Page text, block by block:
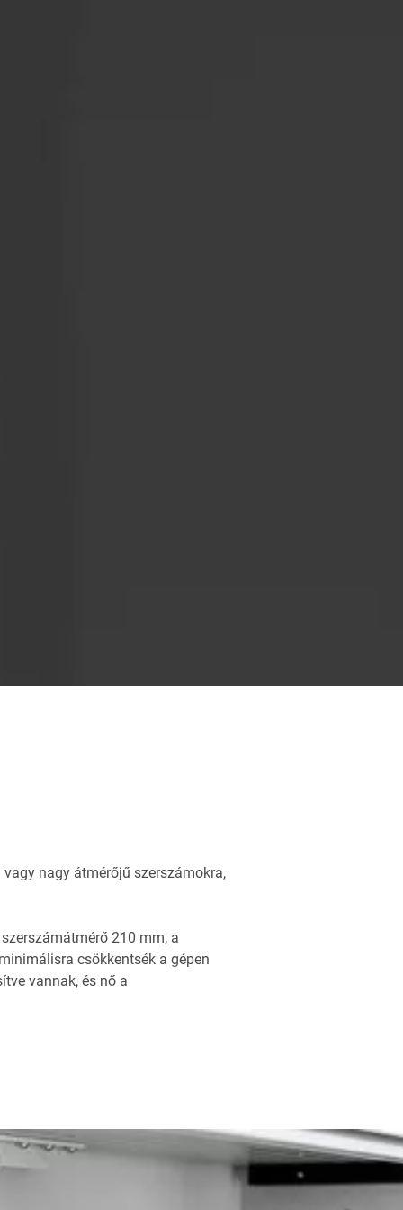
nagy átmérőjű szerszámokra,
210 mm, a
csökkentsék a gépen
vannak, és nő a